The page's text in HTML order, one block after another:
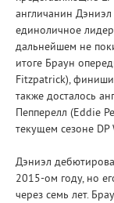
англичанин
единоличное
дальнейшем не
итоге Браун
Fitzpatrick),
также досталось
Пепперелл (Eddie
текущем сезоне DP
Дэниэл
2015-ом году, но
через семь лет.